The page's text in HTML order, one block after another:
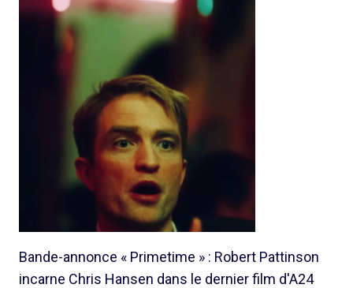
Bande-annonce « Primetime » : Robert Pattinson
incarne Chris Hansen dans le dernier film d'A24